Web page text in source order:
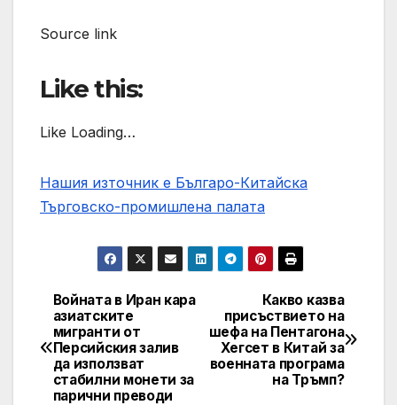
Source link
Like this:
Like Loading…
Нашия източник е Българо-Китайска
Търговско-промишлена палaта
Post
navigation
Какво казва
присъствието на
шефа на Пентагона
Хегсет в Китай за
военната програма
на Тръмп?
Войната в Иран кара
азиатските
мигранти от
Персийския залив
да използват
стабилни монети за
парични преводи